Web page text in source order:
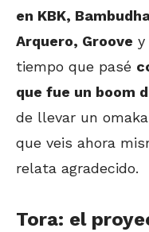
en KBK,
Arquero, Groove y
tiempo que pasé
que fue un boom
de llevar un
que veis ahora
relata agradecido.
Tora: el